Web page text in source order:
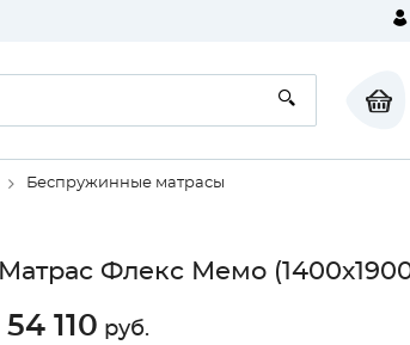
Беспружинные матрасы
Матрас Флекс Мемо
54 110 руб.